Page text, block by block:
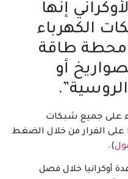
إنها
شبكات الكهرباء
محطة طاقة
أو
على جميع شبكات
على الفرار من خلال الضغط
).
أوكرانيا خلال فصل